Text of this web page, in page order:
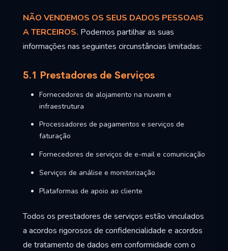
NÃO VENDEMOS OS SEUS DADOS PESSOAIS
A TERCEIROS. Podemos partilhar as suas
informações nas seguintes circunstâncias limitadas:
5.1 Prestadores de Serviços
Fornecedores de alojamento na nuvem e
infraestrutura
Processadores de pagamentos e serviços de
faturação
Fornecedores de serviços de e-mail e comunicação
Serviços de análise e monitorização
Plataformas de apoio ao cliente
Todos os prestadores de serviços estão vinculados
a acordos rigorosos de confidencialidade e acordos
de tratamento de dados em conformidade com o